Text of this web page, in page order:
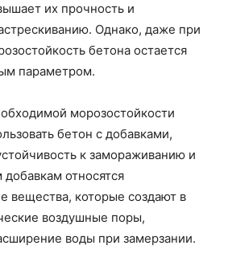
их прочность и
Однако, даже при
бетона остается
параметром.
морозостойкости
бетон с добавками,
к замораживанию и
относятся
вещества, которые создают в
воздушные поры,
воды при замерзании.